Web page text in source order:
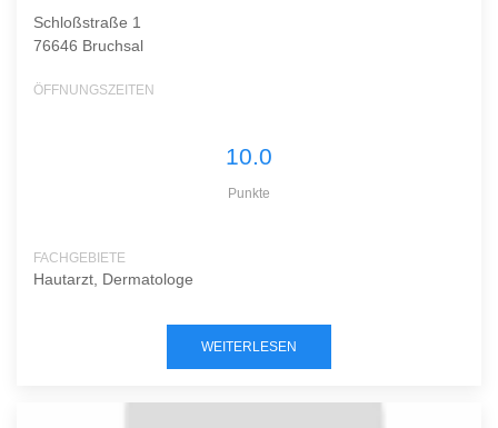
Schloßstraße 1
76646 Bruchsal
ÖFFNUNGSZEITEN
10.0
Punkte
FACHGEBIETE
Hautarzt, Dermatologe
WEITERLESEN